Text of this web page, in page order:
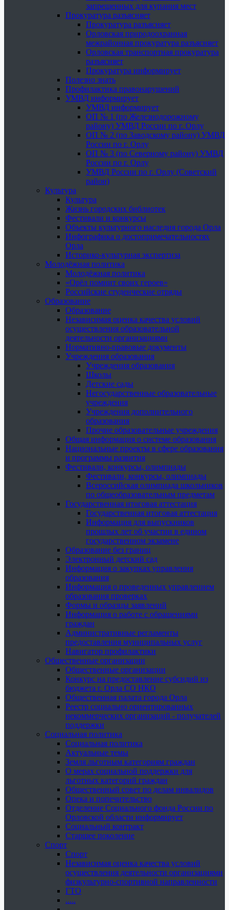
запрещенных для купания мест
Прокуратура разъясняет
Прокуратура разъясняет
Орловская природоохранная
межрайонная прокуратура разъясняет
Орловская транспортная прокуратура
разъясняет
Прокуратура информирует
Полезно знать
Профилактика правонарушений
УМВД информирует
УМВД информирует
ОП № 1 (по Железнодорожному
району) УМВД России по г. Орлу
ОП № 2 (по Заводскому району) УМВД
России по г. Орлу
ОП № 3 (по Северному району) УМВД
России по г. Орлу
УМВД России по г. Орлу (Советский
район)
Культура
Культура
Жизнь городских библиотек
Фестивали и конкурсы
Объекты культурного наследия города Орла
Инфографика о достопримечательностях
Орла
Историко-культурная экспертиза
Молодёжная политика
Молодёжная политика
«Орёл помнит своих героев»
Российские студенческие отряды
Образование
Образование
Независимая оценка качества условий
осуществления образовательной
деятельности организациями
Нормативно-правовые документы
Учреждения образования
Учреждения образования
Школы
Детские сады
Негосударственные образовательные
учреждения
Учреждения дополнительного
образования
Прочие образовательные учреждения
Общая информация о системе образования
Национальные проекты в сфере образования
и программы развития
Фестивали, конкурсы, олимпиады
Фестивали, конкурсы, олимпиады
Всероссийская олимпиада школьников
по общеобразовательным предметам
Государственная итоговая аттестация
Государственная итоговая аттестация
Информация для выпускников
прошлых лет об участии в едином
государственном экзамене
Образование без границ
Электронный детский сад
Информация о закупках управления
образования
Информация о проведенных управлением
образования проверках
Формы и образцы заявлений
Информация о работе с обращениями
граждан
Административные регламенты
предоставления муниципальных услуг
Навигатор профилактики
Общественные организации
Общественные организации
Конкурс на предоставление субсидий из
бюджета г. Орла СО НКО
Общественная палата города Орла
Реестр социально ориентированных
некоммерческих организаций - получателей
поддержки
Социальная политика
Социальная политика
Актуальные темы
Земля льготным категориям граждан
О мерах социальной поддержки для
льготных категорий граждан
Общественный совет по делам инвалидов
Опека и попечительство
Отделение Социального фонда России по
Орловской области информирует
Социальный контракт
Старшее поколение
Спорт
Спорт
Независимая оценка качества условий
осуществления деятельности организациями
физкультурно-спортивной направленности
ГТО
.....